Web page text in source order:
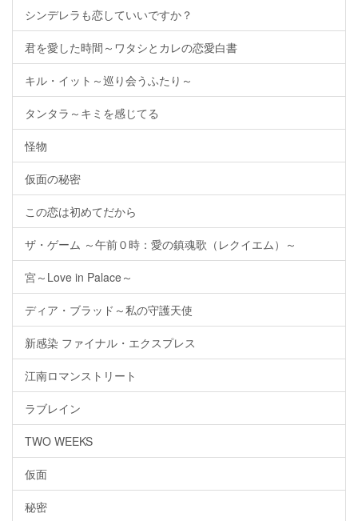
シンデレラも恋していいですか？
君を愛した時間～ワタシとカレの恋愛白書
キル・イット～巡り会うふたり～
タンタラ～キミを感じてる
怪物
仮面の秘密
この恋は初めてだから
ザ・ゲーム ～午前０時：愛の鎮魂歌（レクイエム）～
宮～Love in Palace～
ディア・ブラッド～私の守護天使
新感染 ファイナル・エクスプレス
江南ロマンストリート
ラブレイン
TWO WEEKS
仮面
秘密